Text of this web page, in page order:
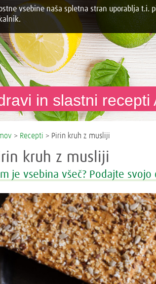
in slastni recepti
> Recepti > Pirin kruh z musliji
kruh z musliji
je vsebina všeč? Podajte svojo
vsebine naša spletna stran uporablja t.i.